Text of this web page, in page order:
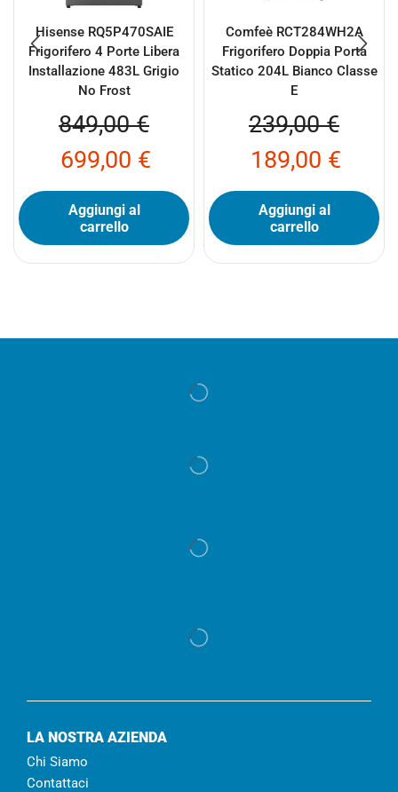
Hisense RQ5P470SAIE
Frigorifero 4 Porte Libera
Installazione 483L Grigio
No Frost
849,00€
699,00 €
Aggiungi al
carrello
Comfeè RCT284WH2A
Frigorifero Doppia Porta
Statico 204L Bianco Classe
E
239,00€
189,00 €
Aggiungi al
carrello
LA NOSTRA AZIENDA
Chi Siamo
Contattaci